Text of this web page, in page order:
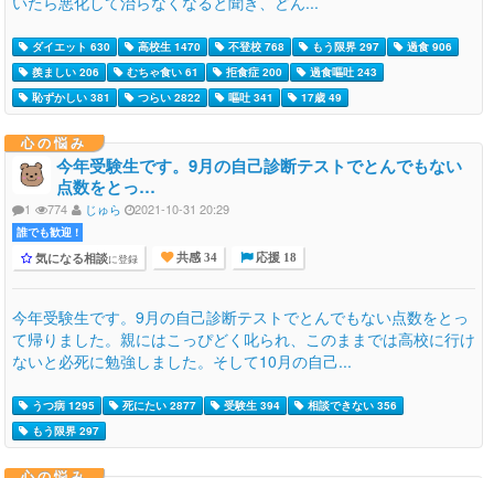
ダイエット 630 高校生 1470 不登校 768 もう限界 297
過食 906
羨ましい 206
むちゃ食い 61 拒食症 200
過食嘔吐 243
恥ずかしい 381
つらい 2822 嘔吐 341 17歳 49
心の悩み
今年受験生です。9月の自己診断テストでとんでもない
点数をとっ…
1 774 じゅら 2021-10-31 20:29
誰でも歓迎 !
気になる相談に登録 共感 34 応援 18
今年受験生です。9月の自己診断テストでとんでもない点数をとっ
て帰りました。親にはこっぴどく叱られ、このままでは高校に行け
ないと必死に勉強しました。そして10月の自己...
うつ病 1295 死にたい 2877 受験生 394
相談できない 356
もう限界 297